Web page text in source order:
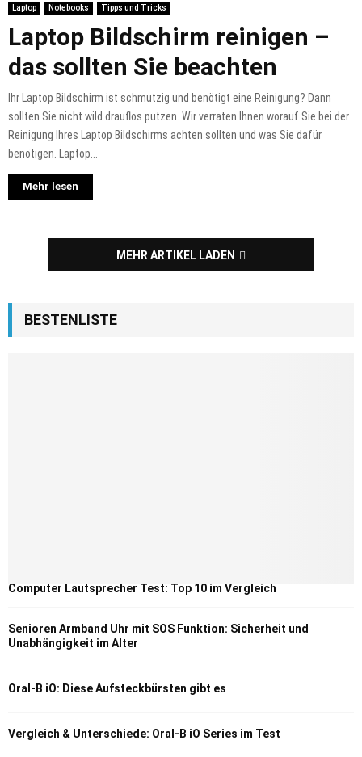
Laptop Notebooks Tipps und Tricks
Laptop Bildschirm reinigen –
das sollten Sie beachten
Ihr Laptop Bildschirm ist schmutzig und benötigt eine Reinigung? Dann
sollten Sie nicht wild drauflos putzen. Wir verraten Ihnen worauf Sie bei der
Reinigung Ihres Laptop Bildschirms achten sollten und was Sie dafür
benötigen. Laptop...
Mehr lesen
MEHR ARTIKEL LADEN
BESTENLISTE
Computer Lautsprecher Test: Top 10 im Vergleich
Senioren Armband Uhr mit SOS Funktion: Sicherheit und
Unabhängigkeit im Alter
Oral-B iO: Diese Aufsteckbürsten gibt es
Vergleich & Unterschiede: Oral-B iO Series im Test